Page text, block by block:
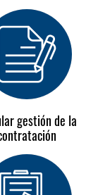
gestión de la